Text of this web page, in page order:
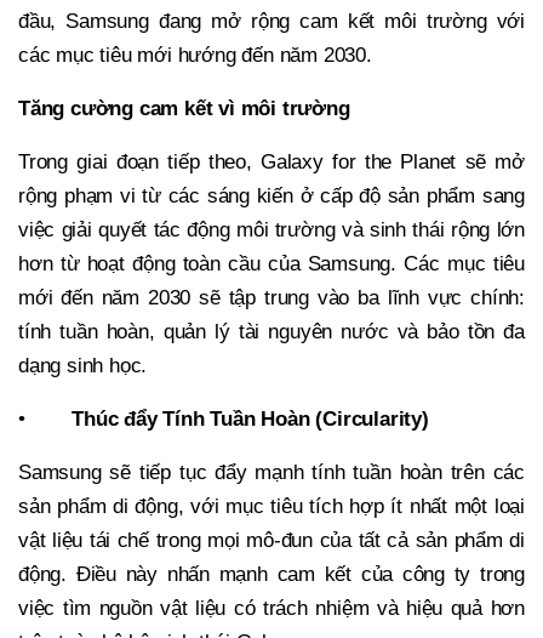
đầu, Samsung đang mở rộng cam kết môi trường với
các mục tiêu mới hướng đến năm 2030.
Tăng cường cam kết vì môi trường
Trong giai đoạn tiếp theo, Galaxy for the Planet sẽ mở
rộng phạm vi từ các sáng kiến ở cấp độ sản phẩm sang
việc giải quyết tác động môi trường và sinh thái rộng lớn
hơn từ hoạt động toàn cầu của Samsung. Các mục tiêu
mới đến năm 2030 sẽ tập trung vào ba lĩnh vực chính:
tính tuần hoàn, quản lý tài nguyên nước và bảo tồn đa
dạng sinh học.
•Thúc đẩy Tính Tuần Hoàn (Circularity)
Samsung sẽ tiếp tục đẩy mạnh tính tuần hoàn trên các
sản phẩm di động, với mục tiêu tích hợp ít nhất một loại
vật liệu tái chế trong mọi mô-đun của tất cả sản phẩm di
động. Điều này nhấn mạnh cam kết của công ty trong
việc tìm nguồn vật liệu có trách nhiệm và hiệu quả hơn